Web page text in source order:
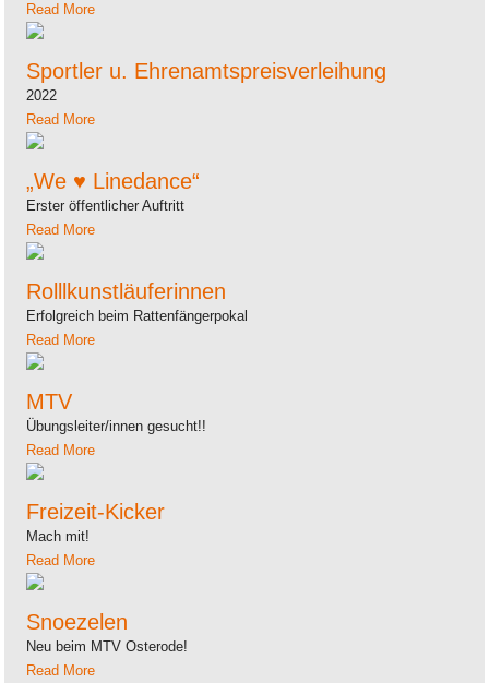
Read More
Sportler u. Ehrenamtspreisverleihung
2022
Read More
„We ♥ Linedance“
Erster öffentlicher Auftritt
Read More
Rolllkunstläuferinnen
Erfolgreich beim Rattenfängerpokal
Read More
MTV
Übungsleiter/innen gesucht!!
Read More
Freizeit-Kicker
Mach mit!
Read More
Snoezelen
Neu beim MTV Osterode!
Read More